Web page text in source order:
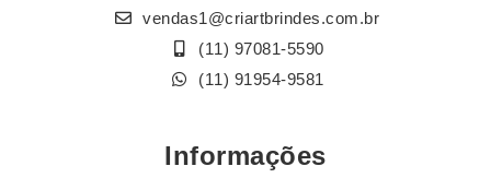
vendas1@criartbrindes.com.br
(11) 97081-5590
(11) 91954-9581
Informações